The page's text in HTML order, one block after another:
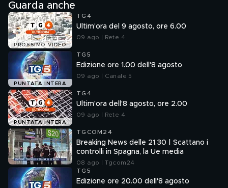
tra Yamaha e Vinales
Guarda anche
PROSSIMO VIDEO
TG4
Ultim'ora del 9 agosto, ore 6.00
09 ago | Rete 4
PUNTATA INTERA
TG5
Edizione ore 1.00 dell'8 agosto
09 ago | Canale 5
PUNTATA INTERA
TG4
Ultim'ora dell'8 agosto, ore 2.00
09 ago | Rete 4
TGCOM24
Breaking News delle 21.30 | Scattano i
controlli in Spagna, la Ue media
08 ago | Tgcom24
TG5
Edizione ore 20.00 dell'8 agosto